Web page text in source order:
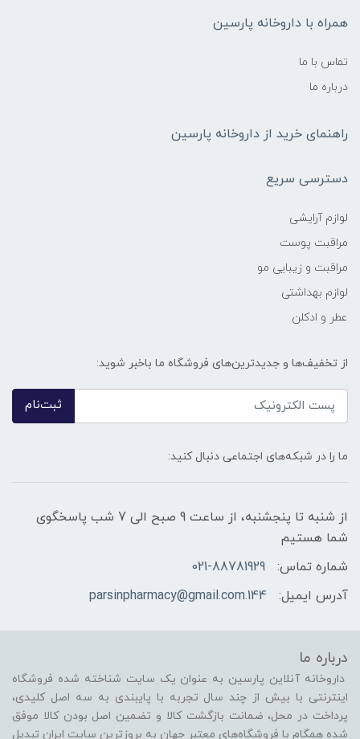
همراه با داروخانه پارسین
تماس با ما
درباره ما
راهنمای خرید از داروخانه پارسین
دسترسی سریع
لوازم آرایشی
مراقبت پوست
مراقبت و زیبایی مو
لوازم بهداشتی
عطر و ادکلن
از تخفیف‌ها و جدیدترین‌های فروشگاه ما باخبر شوید:
ثبت‌نام
ما را در شبکه‌های اجتماعی دنبال کنید:
از شنبه تا پنجشنبه، از ساعت 9 صبح الی 7 شب پاسخگوی
شما هستیم
شماره تماس:
021-88781929
آدرس ایمیل:
144.parsinpharmacy@gmail.com
درباره ما
داروخانه آنلاین پارسین به عنوان یک سایت شناخته شده فروشگاه
اینترنتی با بیش از چند سال تجربه با پایبندی به سه اصل کلیدی،
پرداخت در محل، ضمانت بازگشت کالا و تضمین اصل بودن کالا موفق
شده همگام با فروشگاه‌های معتبر جهان به بروزترین سایت ایران تبدیل